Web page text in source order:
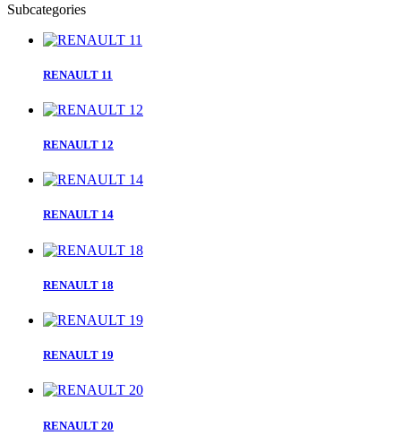
Subcategories
RENAULT 11
RENAULT 12
RENAULT 14
RENAULT 18
RENAULT 19
RENAULT 20